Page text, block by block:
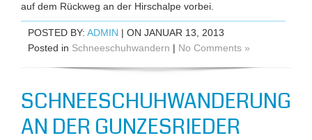
auf dem Rückweg an der Hirschalpe vorbei.
POSTED BY: ADMIN | ON JANUAR 13, 2013
Posted in Schneeschuhwandern | No Comments »
SCHNEESCHUHWANDERUNG
AN DER GUNZESRIEDER